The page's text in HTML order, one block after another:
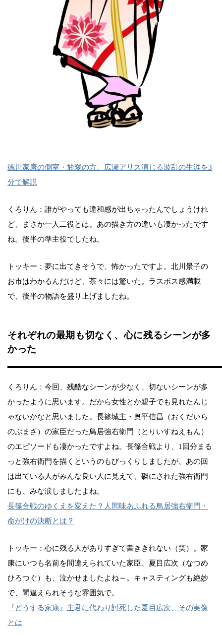
徳川家康の側室・於愛の方。広瀬アリス演じる波乱の生涯を3
分で解説
くろりん：誰がやっても違和感が出ちゃったんでしょうけれ
ど、まさか一人二役とは。あの描き方の違いも凄かったです
ね。後半の準主役でしたね。
トッキー：夢に出てきそうで、怖かったですよ。北川景子の
お市はわかるんだけど、茶々には驚いた。ラスボス感満載
で、後半の物語を盛り上げましたね。
それぞれの最期も切なく、心に残るシーンが多
かった
くろりん：今回、残酷なシーンが少なく、切ないシーンが多
かったように思います。だから女性とか親子でも見れたんじ
ゃないかなと思いました。長篠城主・奥平信昌（おくだいら
のぶまさ）の家臣だった鳥居強右衛門（とりいすねえもん）
のエピソードも凄かったですよね。長篠合戦より、1回分まる
っと強右衛門を描くというのもびっくりしましたが、あの回
は出ている人がみんな良い人に見えて、磔にされた強右衛門
にも、みな涙しましたよね。
長篠合戦のゆくえを変えた？人間味あふれる鳥居強右衛門・
命がけの決断とは？
トッキー：心に残る人がありすぎて書ききれない（笑）。家
康にいつも名前を間違えられていた家臣、夏目広次（なつめ
ひろつぐ）も、泣かせましたよね～。キャスティングも絶妙
で、間違えられそうな雰囲気で。
『どうする家康』主君に代わり討死した夏目広次、その実像
とは